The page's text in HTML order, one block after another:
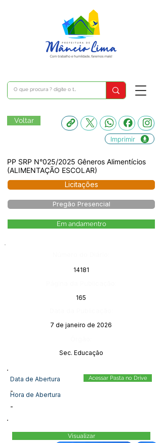
Voltar
Imprimir
PP SRP N°025/2025 Gêneros Alimentícios
(ALIMENTAÇÃO ESCOLAR)
Licitações
Pregão Presencial
Em andamentro
14181
165
7 de janeiro de 2026
Sec. Educação
Data de Abertura
-
Hora de Abertura
-
Acessar Pasta no Drive
Visualizar